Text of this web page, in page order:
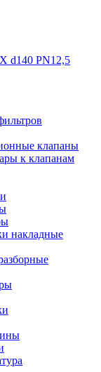
d140 PN12,5
клапаны
к клапанам
накладные